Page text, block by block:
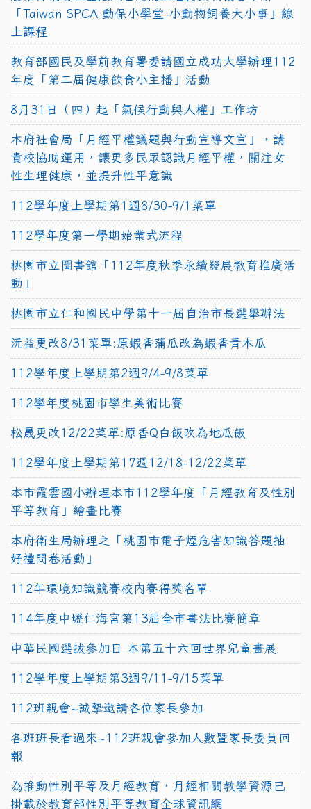
「Taiwan SPCA 動保小學堂-小動物飼養大小事」線
上課程
教育部國民及學前教育署委請國立成功大學辦理112
年度「第二屆健康飲食小主播」活動
8月31日（四）起「氣候行動與人權」工作坊
本府社會局「月經平權議題與行動宣導文宣」，請
貴校協助運用，讓更多民眾認識月經平權，關注女
性生理健康，並提升性平意識
112學年度上學期第1週8/30-9/1菜單
112學年度第一學期始業式流程
桃園市立圖書館「112年度秋季永續發展教育推廣活
動」
桃園市立仁和國民中學第十一屆自治市長選舉辦法
沅益更改8/31菜單:原蝦香蒲瓜改為蝦香青木瓜
112學年度上學期第2週9/4-9/8菜單
112學年度桃園市學生美術比賽
松晟更改12/22菜單:原香Q白飯改為地瓜飯
112學年度上學期第17週12/18-12/22菜單
本市霞雲國小辦理本市112學年度「月經教育及性別
平等教育」繪畫比賽
本府衛生局辦理之「桃園市電子煙危害知識答題抽
好禮問卷活動」
112年環境知識競賽校內賽得獎名單
114年度中壢仁海宮第13屆全市書法比賽簡章
中華民國選拔參加日 本第五十六回世界兒童畫展
112學年度上學期第3週9/11-9/15菜單
112班親會~誠摯邀請各位家長參加
各班班長看過來~112班親會參加人數暨家長委員回
報
為推動性別平等及月經教育，月經相關教學資源已
掛載於教育部性別平等教育全球資訊網